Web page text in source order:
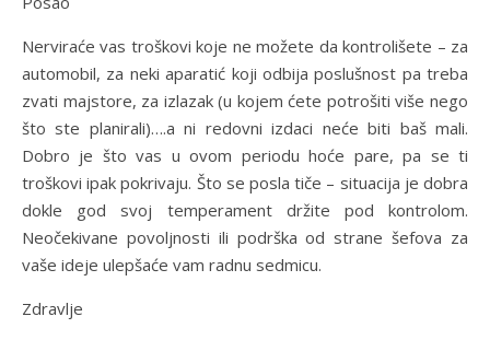
Nerviraće vas troškovi koje ne možete da kontrolišete – za
automobil, za neki aparatić koji odbija poslušnost pa treba
zvati majstore, za izlazak (u kojem ćete potrošiti više nego
što ste planirali)….a ni redovni izdaci neće biti baš mali.
Dobro je što vas u ovom periodu hoće pare, pa se ti
troškovi ipak pokrivaju. Što se posla tiče – situacija je dobra
dokle god svoj temperament držite pod kontrolom.
Neočekivane povoljnosti ili podrška od strane šefova za
vaše ideje ulepšaće vam radnu sedmicu.
Zdravlje